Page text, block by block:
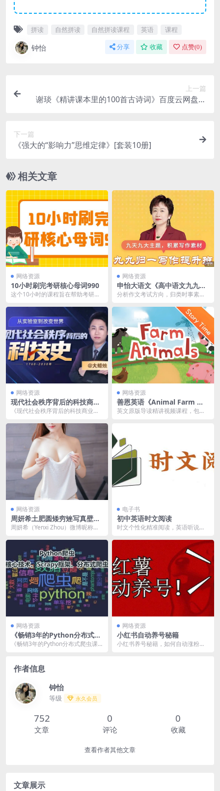
拼读 自然拼读 自然拼读课程 英语 课程
钟怡 分享 收藏 点赞(0)
上一篇
谢琰《精讲课本里的100首古诗词》百度云网盘下
下一篇
《强大的“影响力”思维定律》[套装10册]
相关文章
网络资源
10小时刷完考研核心母词990
这个10小时的课程旨在帮助考研学
统化的讲解和大量...
网络资源
申怡大语文《高中语文九九归
一写作提升班》百度云网盘下
分析作文考试方向，归类时事素
高眼界、理清思路、增加...
网络资源
现代社会秩序背后的科技商业
史夸克网盘资源下载
《现代社会秩序背后的科技商业
出的纪录片或系列...
网络资源
善恩英语《Animal Farm 动
物农场 (精读课+单词表+练习)
英文原版导读精讲视频课程，包含
网络资源
周妍希土肥圆矮穷矬写真壁纸
网盘资源下载
周妍希（Yenxi Zhou）微博昵称土
面模特，演...
电子书
初中英语时文阅读
时文个性化精准阅读，英语听说读
网络资源
《畅销3年的Python分布式爬
虫课程》慕课网实战课 提升你
《畅销3年的Python分布式爬虫课
网络资源
小红书自动养号秘籍
小红书养号秘籍，如何自动涨粉清
作者信息
钟怡
等级 永久会员
752
文章
0
评论
0
收藏
查看作者其他文章
文章展示